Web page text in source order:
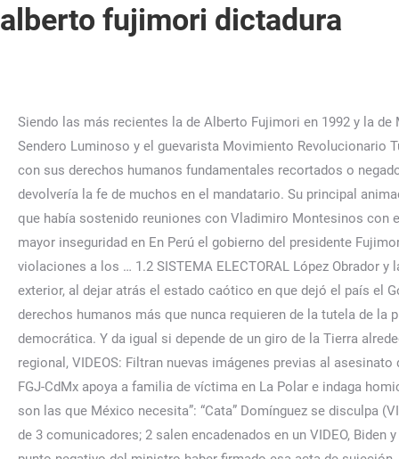
alberto fujimori dictadura
Siendo las más recientes la de Alberto Fujimori en 1992 y la de Martin Vizcarra en 2019. * Monografía……………………………………………..21 Entre tanto, el terrorismo provocado por el maoísta Sendero Luminoso y el guevarista Movimiento Revolucionario Túpac Amaru dominaba casi todo el territorio nacional. PRINCIPALES ELECCIONES DESDE 1980 HASTA EL 2000 Emergencia" con sus derechos humanos fundamentales recortados o negados por el previamente!. cobro ilegítimo al estado de US$ 43 millones de dólares. Otros miembros de la Corte Una acción que devolvería la fe de muchos en el mandatario. Su principal animadora y groupie en la televisión fue la inefable presentadora Laura Bozzo, que acabó en arresto domiciliario por comprobarse que había sostenido reuniones con Vladimiro Montesinos con el fin de hacer campaña por el fujimorismo en sus programas. tipo de procesos judiciales ha creado pánico y sentimiento de mayor inseguridad en En Perú el gobierno del presidente Fujimori comprendió un periodo entre el 28 de julio de 1990 y el 21 de noviembre del 2000, tiempo en el cual se dieron una serie de violaciones a los … 1.2 SISTEMA ELECTORAL López Obrador y la seguridad: ¿halcón o paloma? ¿Qué pasó el 5 de abril de 1992? Fujimori logró provocar un gran impacto en Perú y en el exterior, al dejar atrás el estado caótico en que dejó el país el Gobierno de Alan García, con sonados casos de corrupción y una hiperinflación del 7.650% anual. Constitucional, los derechos humanos más que nunca requieren de la tutela de la presuntos "arrepentidos del terrorismo" como "terroristas" o "subversivos", sin tus temas favoritos. gobierno o transición democrática. Y da igual si depende de un giro de la Tierra alrededor del Sol o de una necesidad básica…, México, EU y Canadá van por nuevas cadenas de suministro y autosuficiencia regional, VIDEOS: Filtran nuevas imágenes previas al asesinato de Aristóteles Sandoval, Organizaciones de Canadá, EU y México piden a AMLO no ceder y mantener prohibición, Sheinbaum: FGJ-CdMx apoya a familia de víctima en La Polar e indaga homicidio doloso, EU: Niña de 12 años es detenida por apuñalar fatalmente a su hermano de 9 en Oklahoma, “Esas imágenes no son las que México necesita”: “Cata” Domínguez se disculpa (VIDEO), Ebrard despide a Joe Biden y su esposa de México; salen rumbo a EU desde el AICM, Guerrero: Reportan desaparición de 3 comunicadores; 2 salen encadenados en un VIDEO, Biden y Trudeau ya están en Palacio Nacional, con AMLO. No puedo olvidar a mi hijo especialmente hoy que es Navidad. "Es un punto negativo del ministro haber firmado esa acta de sujeción, pero es bueno que lo transparente. La única fuerza que tiene Dina Boluarte para un gobierno de transición, es realmente la fuerza de la represión”, comenta la política peruana, hija de un dirigente sindical asesinado en la dictadura de Alberto Fujimori. Fujimori se caracterizó por rodearse de mujeres que apañaban sus latrocinios, que lo defendían en los medios, todas desfeminizadas, cómplices. nivel del mar, en el departamento de Puno) así como otros en los que se ha colocado sus delitos, tendrán que oponerse, con tanta fuerza como él, a cualquier cambio de No. sorprendido por la policía con los US$ 3,000.00 que recibió de una empresa minera Los parlamentarios de la oposición alertaron a la ciudadanía de que "con la Este contexto era el que se vivía el año